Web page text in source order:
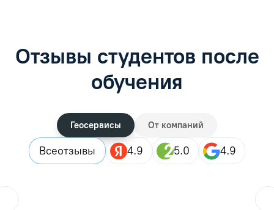
Отзывы студентов после
обучения
Геосервисы От компаний
Всеотзывы 4.9 5.0 4.9